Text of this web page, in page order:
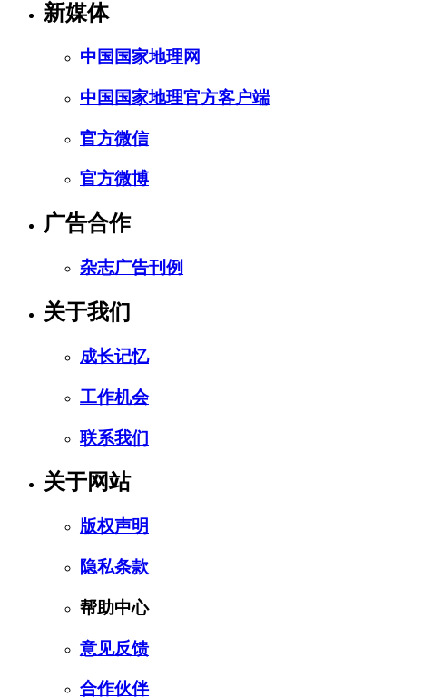
新媒体
中国国家地理网
中国国家地理官方客户端
官方微信
官方微博
广告合作
杂志广告刊例
关于我们
成长记忆
工作机会
联系我们
关于网站
版权声明
隐私条款
帮助中心
意见反馈
合作伙伴